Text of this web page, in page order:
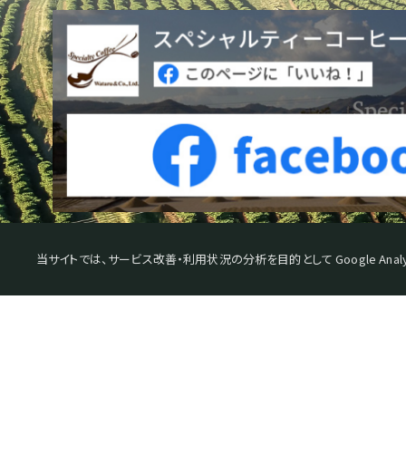
当サイトでは、サービス改善・利用状況の分析を目的として Google